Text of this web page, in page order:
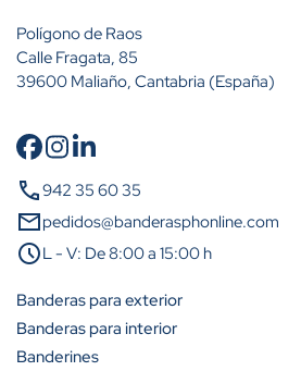
Cantidad
A partir de 5 unidades
A partir de 50 unidades
Polígono de Raos
Calle Fragata, 85
39600 Maliaño, Cantabria (España)
call942 35 60 35
mailpedidos@banderasphonline.com
scheduleL - V: De 8:00 a 15:00 h
Banderas para exterior
Banderas para interior
Banderines